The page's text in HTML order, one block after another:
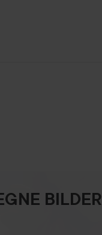
BILDER